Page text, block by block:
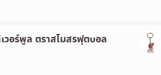
อร์พูล ตราสโมสรฟุตบอล